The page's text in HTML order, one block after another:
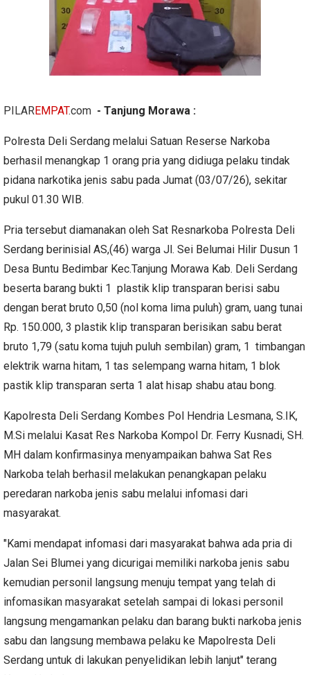
PILAREMPAT.com - Tanjung Morawa :
Polresta Deli Serdang melalui Satuan Reserse Narkoba
berhasil menangkap 1 orang pria yang didiuga pelaku tindak
pidana narkotika jenis sabu pada Jumat (03/07/26), sekitar
pukul 01.30 WIB.
Pria tersebut diamanakan oleh Sat Resnarkoba Polresta Deli
Serdang berinisial AS,(46) warga Jl. Sei Belumai Hilir Dusun 1
Desa Buntu Bedimbar Kec.Tanjung Morawa Kab. Deli Serdang
beserta barang bukti 1 plastik klip transparan berisi sabu
dengan berat bruto 0,50 (nol koma lima puluh) gram, uang tunai
Rp. 150.000, 3 plastik klip transparan berisikan sabu berat
bruto 1,79 (satu koma tujuh puluh sembilan) gram, 1 timbangan
elektrik warna hitam, 1 tas selempang warna hitam, 1 blok
pastik klip transparan serta 1 alat hisap shabu atau bong.
Kapolresta Deli Serdang Kombes Pol Hendria Lesmana, S.IK,
M.Si melalui Kasat Res Narkoba Kompol Dr. Ferry Kusnadi, SH.
MH dalam konfirmasinya menyampaikan bahwa Sat Res
Narkoba telah berhasil melakukan penangkapan pelaku
peredaran narkoba jenis sabu melalui infomasi dari
masyarakat.
"Kami mendapat infomasi dari masyarakat bahwa ada pria di
Jalan Sei Blumei yang dicurigai memiliki narkoba jenis sabu
kemudian personil langsung menuju tempat yang telah di
infomasikan masyarakat setelah sampai di lokasi personil
langsung mengamankan pelaku dan barang bukti narkoba jenis
sabu dan langsung membawa pelaku ke Mapolresta Deli
Serdang untuk di lakukan penyelidikan lebih lanjut" terang